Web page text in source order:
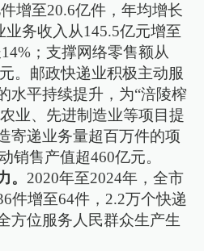
增至20.6亿件，年均增长
业务收入从145.5亿元增至
；支撑网络零售额从
。邮政快递业积极主动服
水平持续提升，为“涪陵榨
业、先进制造业等项目提
寄递业务量超百万件的项
销售产值超460亿元。
。 2020年至2024年，全市
件增至64件，2.2万个快递
方位服务人民群众生产生